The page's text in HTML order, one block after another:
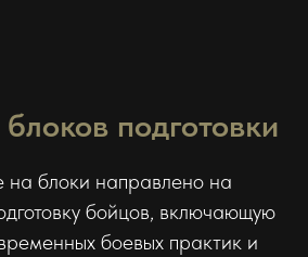
подготовки
на блоки направлено на
бойцов, включающую
боевых практик и